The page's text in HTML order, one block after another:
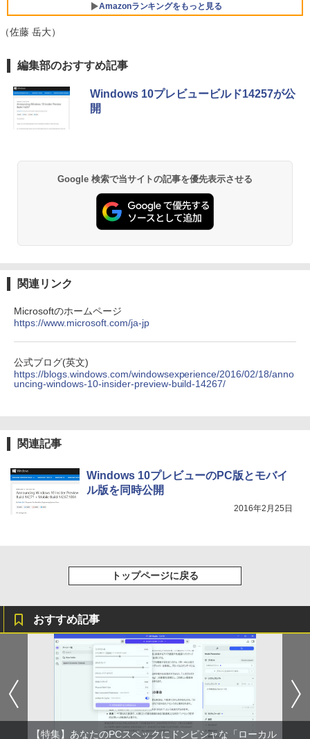
5
｜高速128GB SSD｜Win 11 & Office 20
ナ｜本体のみ｜キーボードなし
ャンス】GMKtec ミニPC AMD Ryzen 5
7640HS 6コア12スレッド MAX5.0GHz D
面出力 M6 Ultra
￥91,999
￥9,999
イド 薄型 液晶ディスプレイ 1920×1080
ネル 非光沢 ノングレア ディスプレイポ
ート HDMI VGA PS4 switch 対応 スイッ
￥3,480
Amazonランキングをもっと見る
薬屋のひとりごと 17巻 (デジタル版ビッグガ
ンガンコミックス)
￥770
エース)
クスDIGITAL)
HUNTER×HUNTER モノクロ版 39 (ジャンプ
（佐藤 岳大）
編集部のおすすめ記事
Windows 10プレビュービルド14257が公
開
Google 検索で当サイトの記事を優先表示させる
関連リンク
Microsoftのホームページ
https://www.microsoft.com/ja-jp
公式ブログ(英文)
https://blogs.windows.com/windowsexperience/2016/02/18/anno
uncing-windows-10-insider-preview-build-14267/
関連記事
Windows 10プレビューのPC版とモバイ
ル版を同時公開
2016年2月25日
トップページに戻る
おすすめ記事
【特集】あなたのPCスペックにドンピシャな「ローカル